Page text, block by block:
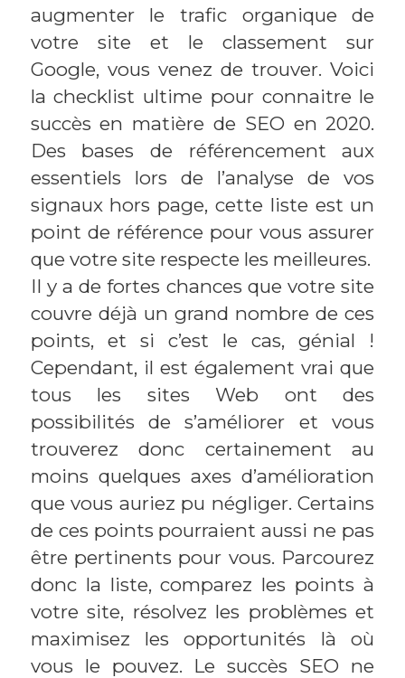
augmenter le trafic organique de
votre site et le classement sur
Google, vous venez de trouver. Voici
la checklist ultime pour connaitre le
succès en matière de SEO en 2020.
Des bases de référencement aux
essentiels lors de l’analyse de vos
signaux hors page, cette liste est un
point de référence pour vous assurer
que votre site respecte les meilleures.
Il y a de fortes chances que votre site
couvre déjà un grand nombre de ces
points, et si c’est le cas, génial !
Cependant, il est également vrai que
tous les sites Web ont des
possibilités de s’améliorer et vous
trouverez donc certainement au
moins quelques axes d’amélioration
que vous auriez pu négliger. Certains
de ces points pourraient aussi ne pas
être pertinents pour vous. Parcourez
donc la liste, comparez les points à
votre site, résolvez les problèmes et
maximisez les opportunités là où
vous le pouvez. Le succès SEO ne